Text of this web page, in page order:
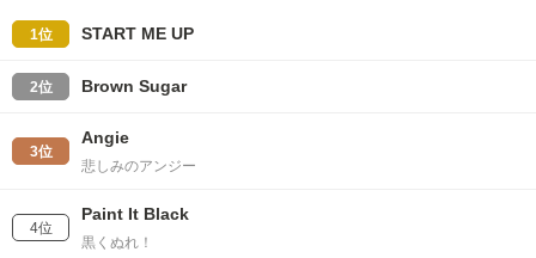
1位 START ME UP
2位 Brown Sugar
3位
Angie
悲しみのアンジー
4位
Paint It Black
黒くぬれ！